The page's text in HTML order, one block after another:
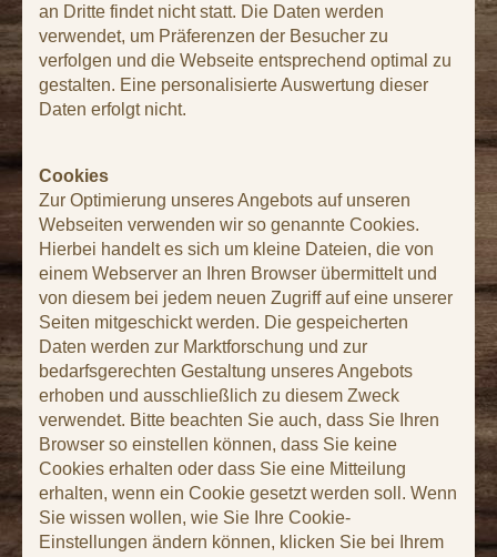
an Dritte findet nicht statt. Die Daten werden
verwendet, um Präferenzen der Besucher zu
verfolgen und die Webseite entsprechend optimal zu
gestalten. Eine personalisierte Auswertung dieser
Daten erfolgt nicht.
Cookies
Zur Optimierung unseres Angebots auf unseren
Webseiten verwenden wir so genannte Cookies.
Hierbei handelt es sich um kleine Dateien, die von
einem Webserver an Ihren Browser übermittelt und
von diesem bei jedem neuen Zugriff auf eine unserer
Seiten mitgeschickt werden. Die gespeicherten
Daten werden zur Marktforschung und zur
bedarfsgerechten Gestaltung unseres Angebots
erhoben und ausschließlich zu diesem Zweck
verwendet. Bitte beachten Sie auch, dass Sie Ihren
Browser so einstellen können, dass Sie keine
Cookies erhalten oder dass Sie eine Mitteilung
erhalten, wenn ein Cookie gesetzt werden soll. Wenn
Sie wissen wollen, wie Sie Ihre Cookie-
Einstellungen ändern können, klicken Sie bei Ihrem